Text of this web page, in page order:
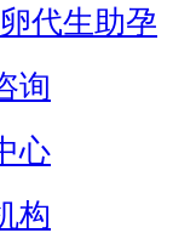
代生助孕
询
心
构